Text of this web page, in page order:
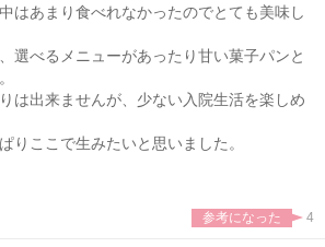
はあまり食べれなかったのでとても美味し
選べるメニューがあったり甘い菓子パンと
は出来ませんが、少ない入院生活を楽しめ
りここで生みたいと思いました。
参考になった 4